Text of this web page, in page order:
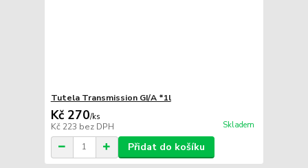
Tutela Transmission GI/A *1l
Kč 270/ks
Kč 223 bez DPH Skladem
Přidat do košíku